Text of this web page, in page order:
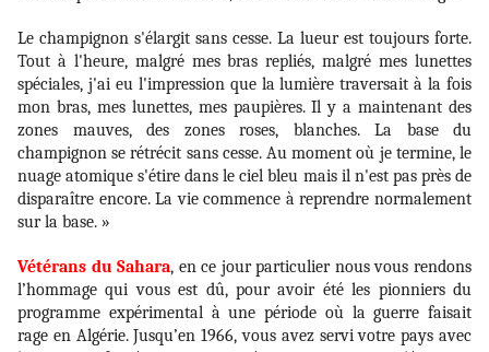
Le champignon s'élargit sans cesse. La lueur est toujours forte.
Tout à l'heure, malgré mes bras repliés, malgré mes lunettes
spéciales, j'ai eu l'impression que la lumière traversait à la fois
mon bras, mes lunettes, mes paupières. Il y a maintenant des
zones mauves, des zones roses, blanches. La base du
champignon se rétrécit sans cesse. Au moment où je termine, le
nuage atomique s'étire dans le ciel bleu mais il n'est pas près de
disparaître encore. La vie commence à reprendre normalement
sur la base. »
Vétérans du Sahara, en ce jour particulier nous vous rendons
l’hommage qui vous est dû, pour avoir été les pionniers du
programme expérimental à une période où la guerre faisait
rage en Algérie. Jusqu’en 1966, vous avez servi votre pays avec